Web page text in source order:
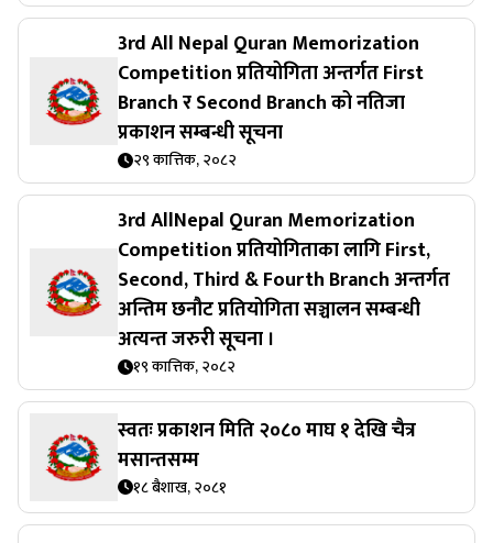
3rd All Nepal Quran Memorization
Competition प्रतियोगिता अन्तर्गत First
Branch र Second Branch को नतिजा
प्रकाशन सम्बन्धी सूचना
२९ कात्तिक, २०८२
3rd AllNepal Quran Memorization
Competition प्रतियोगिताका लागि First,
Second, Third & Fourth Branch अन्तर्गत
अन्तिम छनौट प्रतियोगिता सञ्चालन सम्बन्धी
अत्यन्त जरुरी सूचना ।
१९ कात्तिक, २०८२
स्वतः प्रकाशन मिति २०८० माघ १ देखि चैत्र
मसान्तसम्म
१८ बैशाख, २०८१